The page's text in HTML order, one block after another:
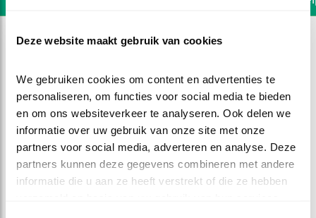
Deze website maakt gebruik van cookies
We gebruiken cookies om content en advertenties te
personaliseren, om functies voor social media te bieden
en om ons websiteverkeer te analyseren. Ook delen we
informatie over uw gebruik van onze site met onze
partners voor social media, adverteren en analyse. Deze
partners kunnen deze gegevens combineren met andere
informatie die u aan ze heeft verstrekt of die ze hebben